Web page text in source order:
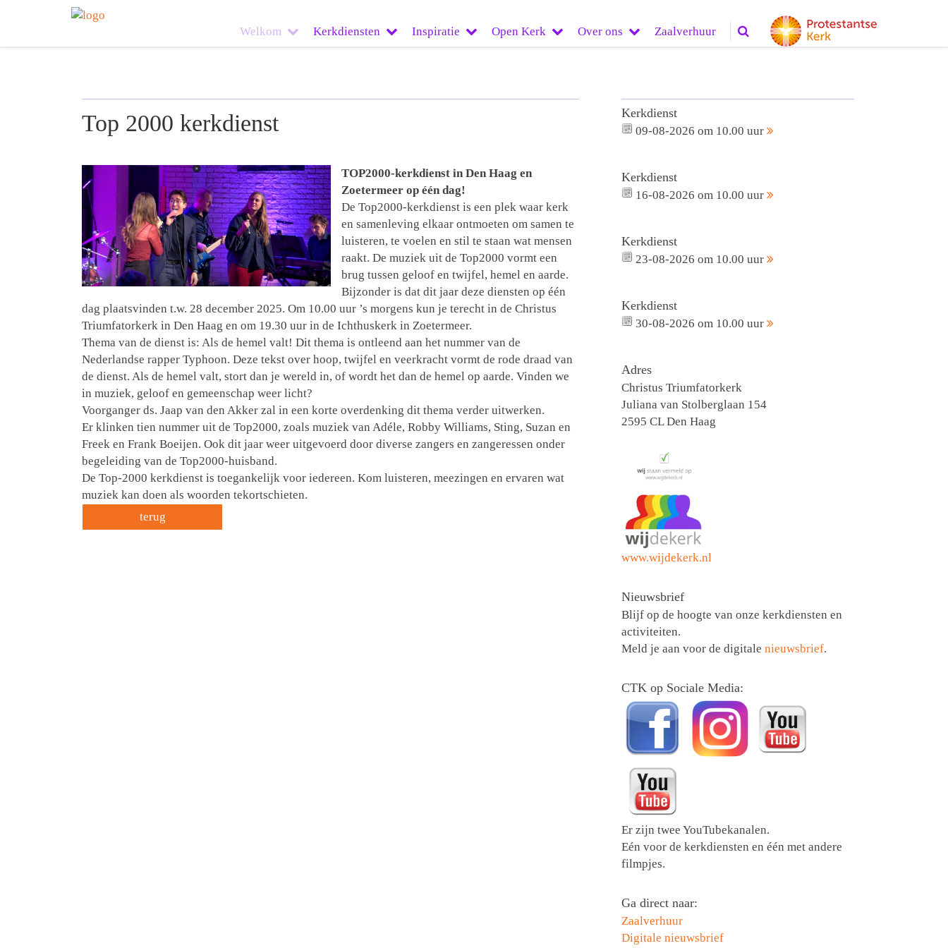
Welkom Kerkdiensten Inspiratie Open Kerk Over ons Zaalverhuur
Top 2000 kerkdienst
TOP2000-kerkdienst in Den Haag en
Zoetermeer op één dag!
De Top2000-kerkdienst is een plek waar kerk
en samenleving elkaar ontmoeten om samen te
luisteren, te voelen en stil te staan wat mensen
raakt. De muziek uit de Top2000 vormt een
brug tussen geloof en twijfel, hemel en aarde.
Bijzonder is dat dit jaar deze diensten op één
dag plaatsvinden t.w. 28 december 2025. Om 10.00 uur ’s morgens kun je terecht in de Christus
Triumfatorkerk in Den Haag en om 19.30 uur in de Ichthuskerk in Zoetermeer.
Thema van de dienst is: Als de hemel valt! Dit thema is ontleend aan het nummer van de
Nederlandse rapper Typhoon. Deze tekst over hoop, twijfel en veerkracht vormt de rode draad van
de dienst. Als de hemel valt, stort dan je wereld in, of wordt het dan de hemel op aarde. Vinden we
in muziek, geloof en gemeenschap weer licht?
Voorganger ds. Jaap van den Akker zal in een korte overdenking dit thema verder uitwerken.
Er klinken tien nummer uit de Top2000, zoals muziek van Adéle, Robby Williams, Sting, Suzan en
Freek en Frank Boeijen. Ook dit jaar weer uitgevoerd door diverse zangers en zangeressen onder
begeleiding van de Top2000-huisband.
De Top-2000 kerkdienst is toegankelijk voor iedereen. Kom luisteren, meezingen en ervaren wat
muziek kan doen als woorden tekortschieten.
terug
Kerkdienst
09-08-2026 om 10.00 uur
Kerkdienst
16-08-2026 om 10.00 uur
Kerkdienst
23-08-2026 om 10.00 uur
Kerkdienst
30-08-2026 om 10.00 uur
Adres
Christus Triumfatorkerk
Juliana van Stolberglaan 154
2595 CL Den Haag
www.wijdekerk.nl
Nieuwsbrief
Blijf op de hoogte van onze kerkdiensten en
activiteiten.
Meld je aan voor de digitalenieuwsbrief.
CTK op Sociale Media:
Er zijn twee YouTubekanalen.
Eén voor de kerkdiensten en één met andere
filmpjes.
Ga direct naar:
Zaalverhuur
Digitale nieuwsbrief